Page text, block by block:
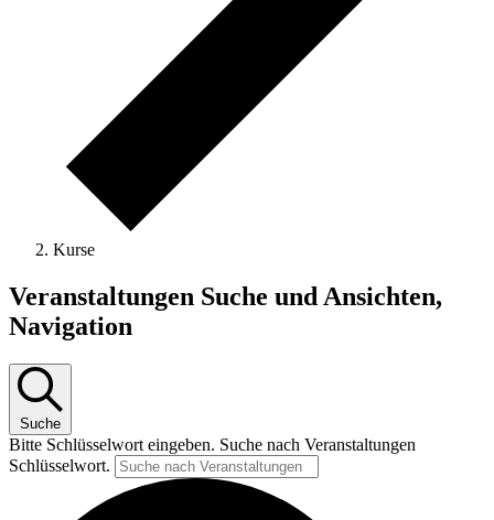
Kurse
Veranstaltungen
für
Juli
2025
Veranstaltungen Suche und Ansichten,
Navigation
Suche
Bitte Schlüsselwort eingeben. Suche nach Veranstaltungen
Schlüsselwort.